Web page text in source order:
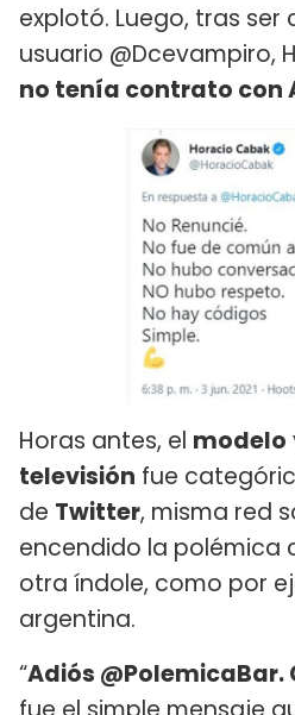
explotó. Luego, tras
usuario @Dcevampiro,
no tenía contrato con
Horas antes, el modelo
televisión fue
de Twitter, misma red
encendido la polémica
otra índole, como por
argentina.
“Adiós